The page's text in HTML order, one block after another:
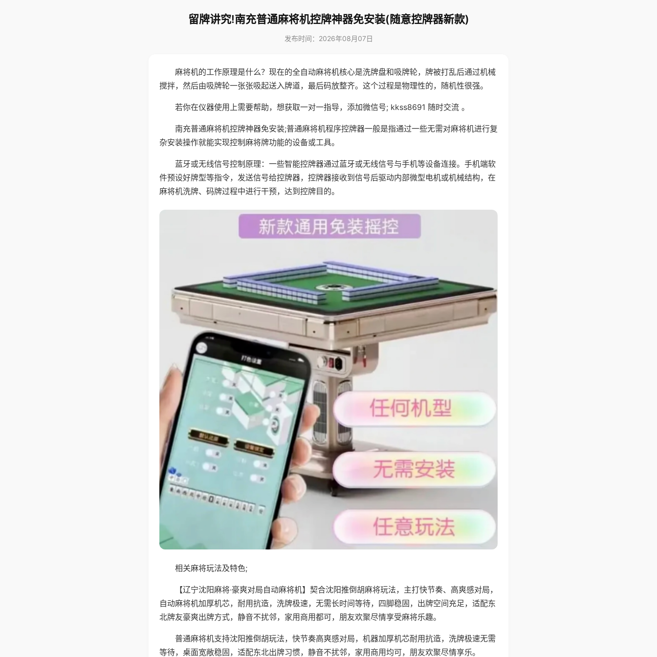
留牌讲究!南充普通麻将机控牌神器免安装(随意控牌器新款)
发布时间：2026年08月07日
麻将机的工作原理是什么？现在的全自动麻将机核心是洗牌盘和吸牌轮，牌被打乱后通过机械
搅拌，然后由吸牌轮一张张吸起送入牌道，最后码放整齐。这个过程是物理性的，随机性很强。
若你在仪器使用上需要帮助，想获取一对一指导，添加微信号; kkss8691 随时交流 。
南充普通麻将机控牌神器免安装;普通麻将机程序控牌器一般是指通过一些无需对麻将机进行复
杂安装操作就能实现控制麻将牌功能的设备或工具。
蓝牙或无线信号控制原理：一些智能控牌器通过蓝牙或无线信号与手机等设备连接。手机端软
件预设好牌型等指令，发送信号给控牌器，控牌器接收到信号后驱动内部微型电机或机械结构，在
麻将机洗牌、码牌过程中进行干预，达到控牌目的。
相关麻将玩法及特色;
【辽宁沈阳麻将·豪爽对局自动麻将机】契合沈阳推倒胡麻将玩法，主打快节奏、高爽感对局，
自动麻将机加厚机芯，耐用抗造，洗牌极速，无需长时间等待，四脚稳固，出牌空间充足，适配东
北牌友豪爽出牌方式，静音不扰邻，家用商用都可，朋友欢聚尽情享受麻将乐趣。
普通麻将机支持沈阳推倒胡玩法，快节奏高爽感对局，机器加厚机芯耐用抗造，洗牌极速无需
等待，桌面宽敞稳固，适配东北出牌习惯，静音不扰邻，家用商用均可，朋友欢聚尽情享乐。